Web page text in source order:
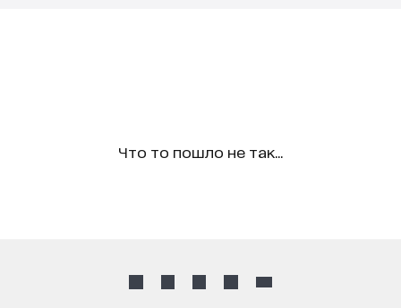
Что то пошло не так...